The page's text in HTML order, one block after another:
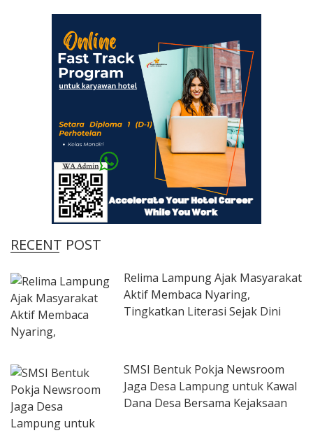
RECENT POST
Relima Lampung Ajak Masyarakat
Aktif Membaca Nyaring,
Tingkatkan Literasi Sejak Dini
SMSI Bentuk Pokja Newsroom
Jaga Desa Lampung untuk Kawal
Dana Desa Bersama Kejaksaan